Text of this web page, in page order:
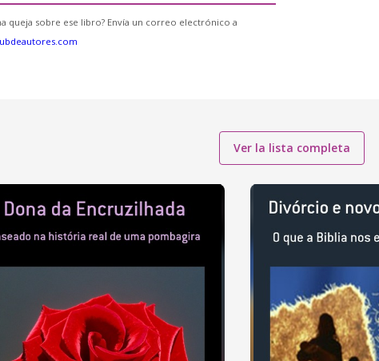
queja sobre ese libro? Envía un correo electrónico a
Ver la lista completa